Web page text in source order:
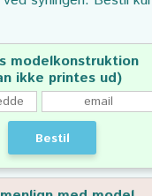
modelkonstruktion
ikke printes ud)
Bestil